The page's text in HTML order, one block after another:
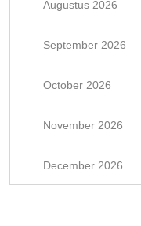
Augustus 2026
September 2026
October 2026
November 2026
December 2026